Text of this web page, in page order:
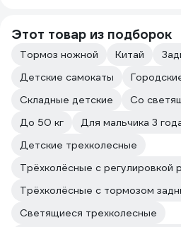
Этот товар из подборок
Тормоз ножной Китай
Детские самокаты
Складные детские
Со
До 50 кг
Для мальчика 3
Детские трехколесные
Трёхколёсные с регулировкой
Трёхколёсные с тормозом
Светящиеся трехколесные